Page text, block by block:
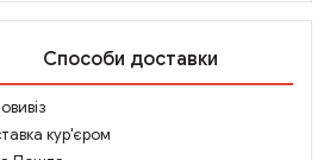
Способи доставки
кур'єром